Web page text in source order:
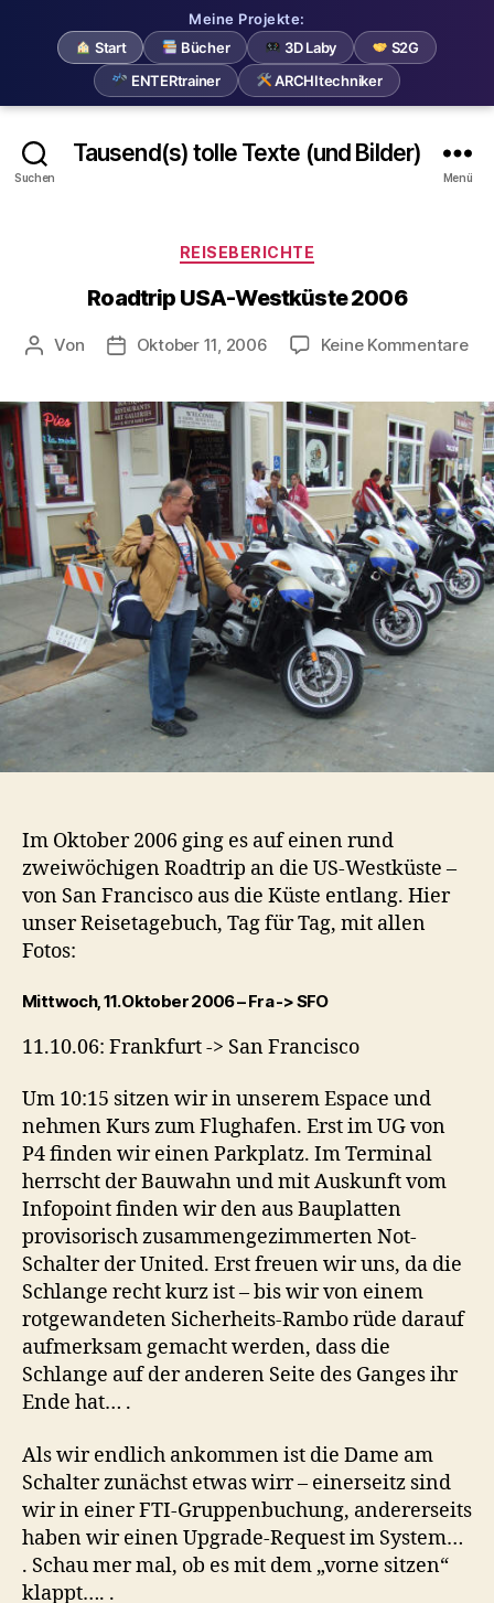
Meine Projekte:
Start
Bücher 3D Laby
S2G
ENTERtrainer
ARCHItechniker
Suchen
Tausend(s) tolle Texte (und Bilder)
Menü
Kategorien
REISEBERICHTE
Roadtrip USA-Westküste 2006
Beitragsautor
Von Beitragsdatum
Oktober 11, 2006 Keine Kommentarezu
Im Oktober 2006 ging es auf einen rund
zweiwöchigen Roadtrip an die US-Westküste –
von San Francisco aus die Küste entlang. Hier
unser Reisetagebuch, Tag für Tag, mit allen
Fotos:
Mittwoch, 11. Oktober 2006 – Fra -> SFO
11.10.06: Frankfurt -> San Francisco
Um 10:15 sitzen wir in unserem Espace und
nehmen Kurs zum Flughafen. Erst im UG von
P4 finden wir einen Parkplatz. Im Terminal
herrscht der Bauwahn und mit Auskunft vom
Infopoint finden wir den aus Bauplatten
provisorisch zusammengezimmerten Not-
Schalter der United. Erst freuen wir uns, da die
Schlange recht kurz ist – bis wir von einem
rotgewandeten Sicherheits-Rambo rüde darauf
aufmerksam gemacht werden, dass die
Schlange auf der anderen Seite des Ganges ihr
Ende hat… .
Als wir endlich ankommen ist die Dame am
Schalter zunächst etwas wirr – einerseitz sind
wir in einer FTI-Gruppenbuchung, andererseits
haben wir einen Upgrade-Request im System…
. Schau mer mal, ob es mit dem „vorne sitzen“
klappt…. .